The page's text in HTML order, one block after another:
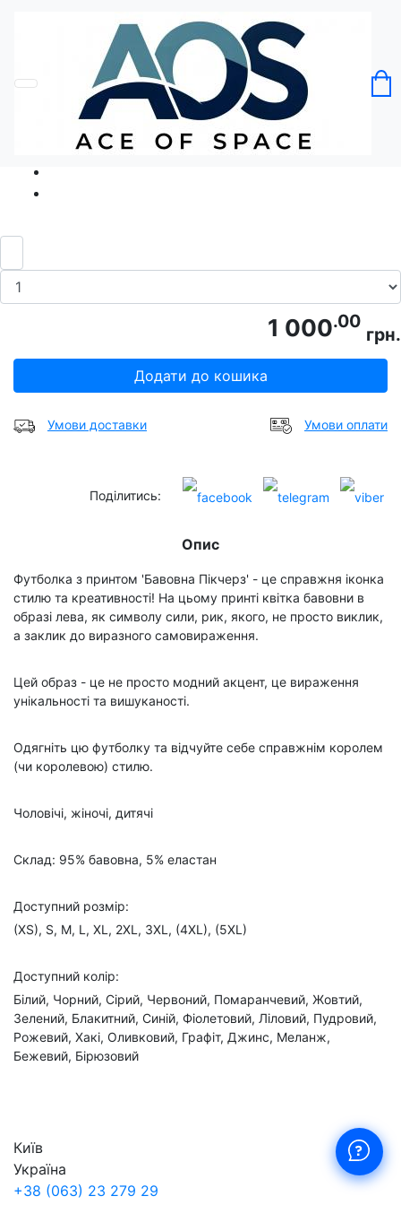
Без категорії
Футболка Бавовна Пікчерз
Код товару: Ace5021
1 000.00
грн.
Додати до кошика
Умови доставки Умови оплати
Поділитись:
Опис
Футболка з принтом 'Бавовна Пікчерз' - це справжня іконка
стилю та креативності! На цьому принті квітка бавовни в
образі лева, як символу сили, рик, якого, не просто виклик,
а заклик до виразного самовираження.
Цей образ - це не просто модний акцент, це вираження
унікальності та вишуканості.
Одягніть цю футболку та відчуйте себе справжнім королем
(чи королевою) стилю.
Чоловічі, жіночі, дитячі
Склад: 95% бавовна, 5% еластан
Доступний розмір:
(XS), S, M, L, XL, 2XL, 3XL, (4XL), (5XL)
Доступний колір:
Білий, Чорний, Сірий, Червоний, Помаранчевий, Жовтий,
Зелений, Блакитний, Синій, Фіолетовий, Ліловий, Пудровий,
Рожевий, Хакі, Оливковий, Графіт, Джинс, Меланж,
Бежевий, Бірюзовий
Київ
Україна
+38 (063) 23 279 29